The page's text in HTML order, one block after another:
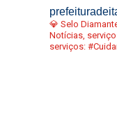
💎 Selo
Notícias,
serviços: